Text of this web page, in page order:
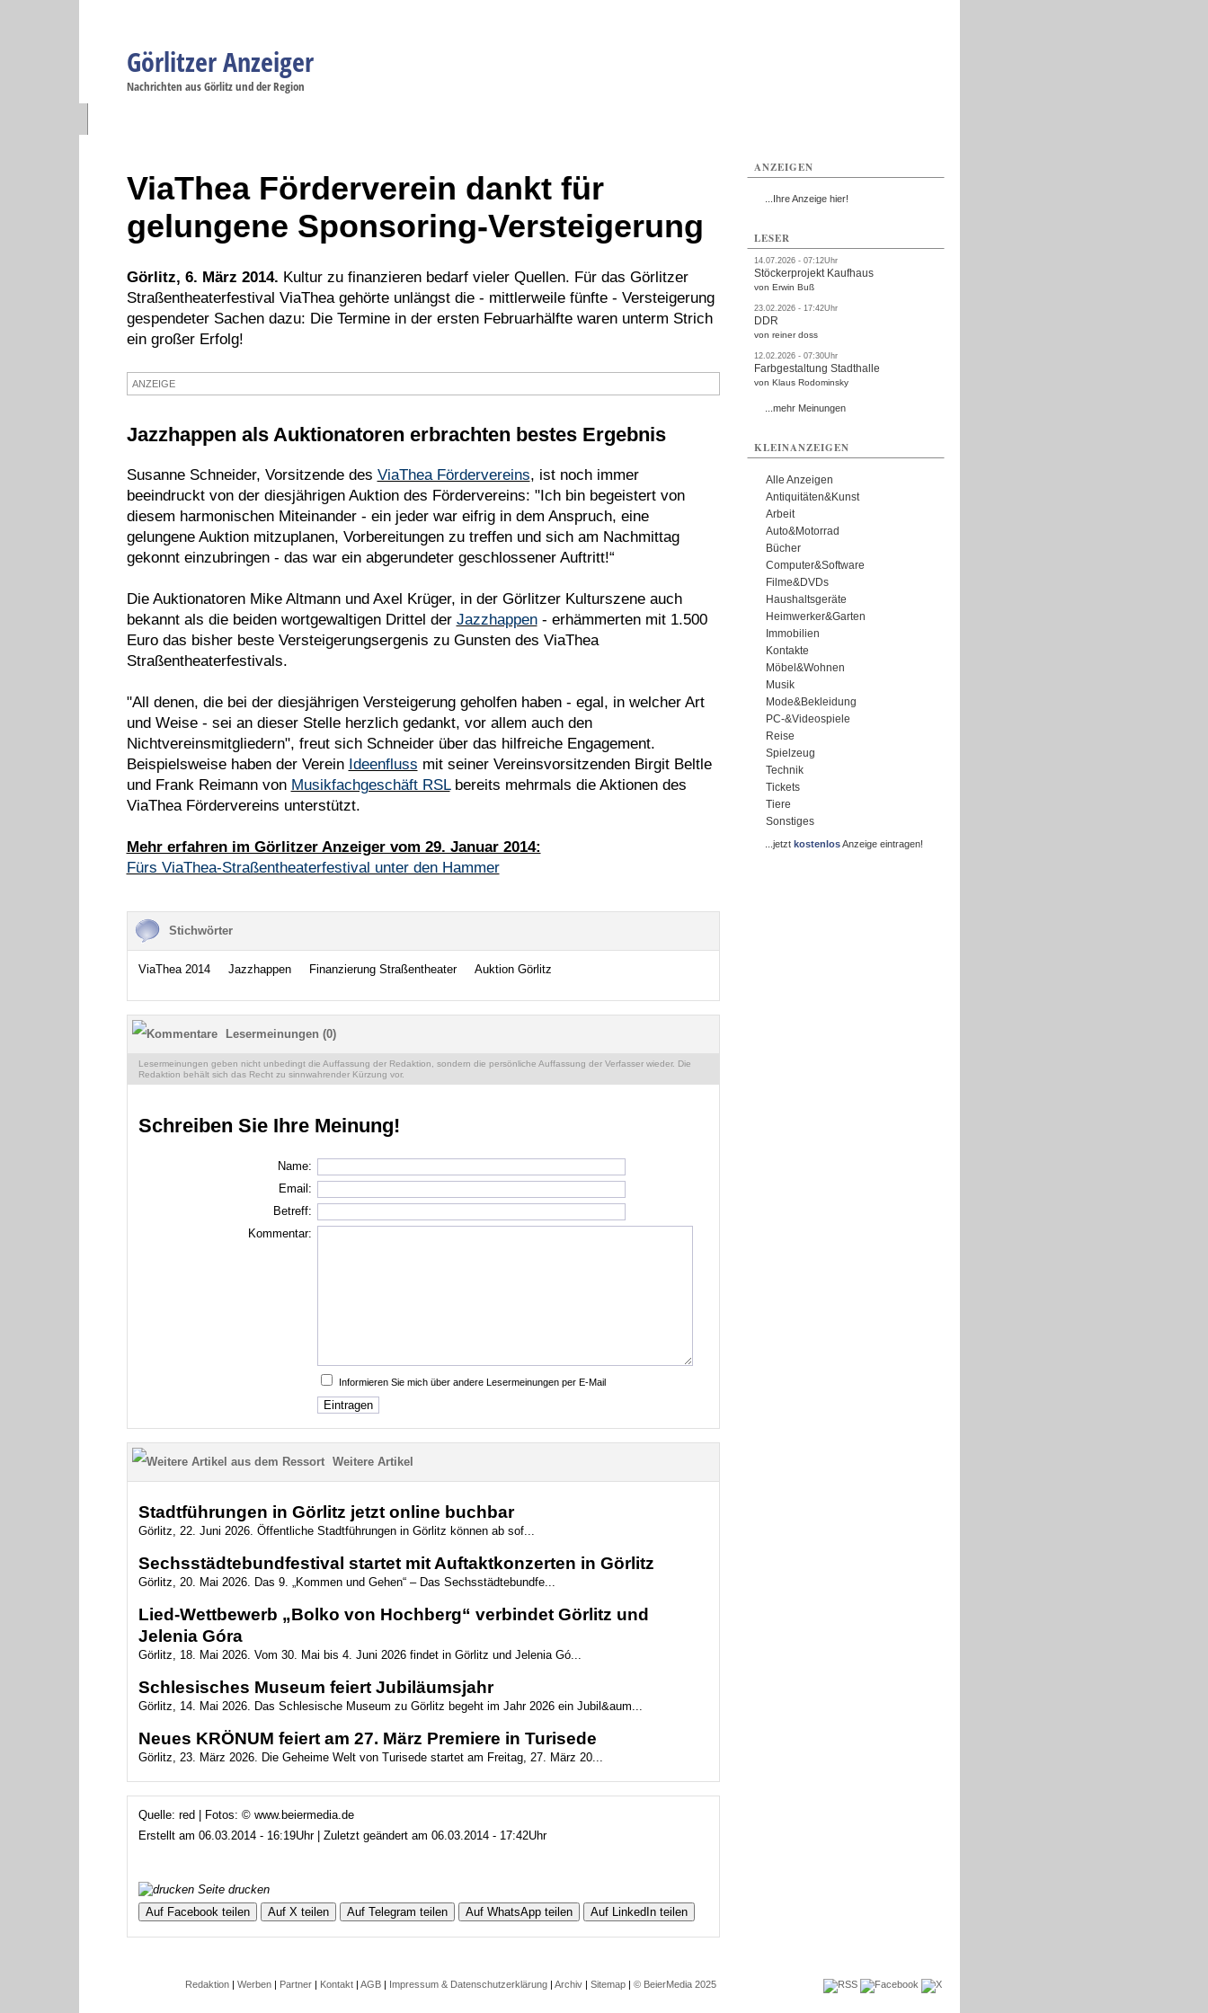
Görlitzer Anzeiger
Nachrichten aus Görlitz und der Region
ViaThea Förderverein dankt für
gelungene Sponsoring-Versteigerung
Görlitz, 6. März 2014. Kultur zu finanzieren bedarf vieler Quellen. Für das Görlitzer
Straßentheaterfestival ViaThea gehörte unlängst die - mittlerweile fünfte - Versteigerung
gespendeter Sachen dazu: Die Termine in der ersten Februarhälfte waren unterm Strich
ein großer Erfolg!
ANZEIGE
Jazzhappen als Auktionatoren erbrachten bestes Ergebnis
Susanne Schneider, Vorsitzende des ViaThea Fördervereins, ist noch immer
beeindruckt von der diesjährigen Auktion des Fördervereins: "Ich bin begeistert von
diesem harmonischen Miteinander - ein jeder war eifrig in dem Anspruch, eine
gelungene Auktion mitzuplanen, Vorbereitungen zu treffen und sich am Nachmittag
gekonnt einzubringen - das war ein abgerundeter geschlossener Auftritt!“
Die Auktionatoren Mike Altmann und Axel Krüger, in der Görlitzer Kulturszene auch
bekannt als die beiden wortgewaltigen Drittel der Jazzhappen- erhämmerten mit 1.500
Euro das bisher beste Versteigerungsergenis zu Gunsten des ViaThea
Straßentheaterfestivals.
"All denen, die bei der diesjährigen Versteigerung geholfen haben - egal, in welcher Art
und Weise - sei an dieser Stelle herzlich gedankt, vor allem auch den
Nichtvereinsmitgliedern", freut sich Schneider über das hilfreiche Engagement.
Beispielsweise haben der Verein Ideenfluss mit seiner Vereinsvorsitzenden Birgit Beltle
und Frank Reimann von Musikfachgeschäft RSLbereits mehrmals die Aktionen des
ViaThea Fördervereins unterstützt.
Mehr erfahren im Görlitzer Anzeiger vom 29. Januar 2014:
Fürs ViaThea-Straßentheaterfestival unter den Hammer
Stichwörter
ViaThea 2014 Jazzhappen Finanzierung Straßentheater Auktion Görlitz
Lesermeinungen (0)
Lesermeinungen geben nicht unbedingt die Auffassung der Redaktion, sondern die persönliche Auffassung der Verfasser wieder. Die
Redaktion behält sich das Recht zu sinnwahrender Kürzung vor.
Schreiben Sie Ihre Meinung!
Name:
Email:
Betreff:
Kommentar:
Informieren Sie mich über andere Lesermeinungen per E-Mail
Weitere Artikel
Stadtführungen in Görlitz jetzt online buchbar
Görlitz, 22. Juni 2026. Öffentliche Stadtführungen in Görlitz können ab sof...
Sechsstädtebundfestival startet mit Auftaktkonzerten in Görlitz
Görlitz, 20. Mai 2026. Das 9. „Kommen und Gehen“ – Das Sechsstädtebundfe...
Lied-Wettbewerb „Bolko von Hochberg“ verbindet Görlitz und
Jelenia Góra
Görlitz, 18. Mai 2026. Vom 30. Mai bis 4. Juni 2026 findet in Görlitz und Jelenia Gó...
Schlesisches Museum feiert Jubiläumsjahr
Görlitz, 14. Mai 2026. Das Schlesische Museum zu Görlitz begeht im Jahr 2026 ein Jubil&aum...
Neues KRÖNUM feiert am 27. März Premiere in Turisede
Görlitz, 23. März 2026. Die Geheime Welt von Turisede startet am Freitag, 27. März 20...
Quelle: red | Fotos: © www.beiermedia.de
Erstellt am 06.03.2014 - 16:19Uhr | Zuletzt geändert am 06.03.2014 - 17:42Uhr
Seite drucken
Auf Facebook teilen
Auf X teilen Auf Telegram teilen Auf WhatsApp teilen Auf LinkedIn teilen
ANZEIGEN
...Ihre Anzeige hier!
LESER
14.07.2026 - 07:12Uhr
Stöckerprojekt Kaufhaus
von Erwin Buß
23.02.2026 - 17:42Uhr
DDR
von reiner doss
12.02.2026 - 07:30Uhr
Farbgestaltung Stadthalle
von Klaus Rodominsky
...mehr Meinungen
KLEINANZEIGEN
Alle Anzeigen
Antiquitäten&Kunst
Arbeit
Auto&Motorrad
Bücher
Computer&Software
Filme&DVDs
Haushaltsgeräte
Heimwerker&Garten
Immobilien
Kontakte
Möbel&Wohnen
Musik
Mode&Bekleidung
PC-&Videospiele
Reise
Spielzeug
Technik
Tickets
Tiere
Sonstiges
...jetzt kostenlosAnzeige eintragen!
Redaktion | Werben | Partner | Kontakt | AGB | Impressum & Datenschutzerklärung | Archiv | Sitemap | © BeierMedia 2025